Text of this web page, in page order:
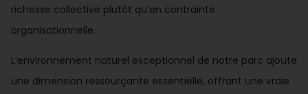
richesse collective plutôt qu’en contrainte
organisationnelle.
L’environnement naturel exceptionnel de notre parc ajoute
une dimension ressourçante essentielle, offrant une vraie